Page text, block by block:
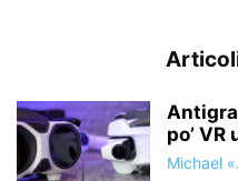
po’ VR
Michael